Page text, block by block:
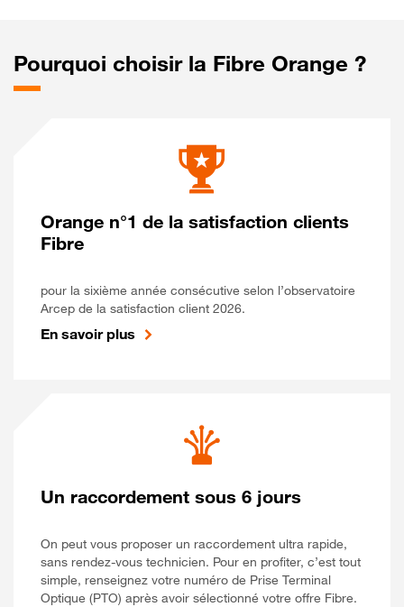
Pourquoi choisir la Fibre Orange ?
Orange n°1 de la satisfaction clients
Fibre
pour la sixième année consécutive selon l’observatoire
Arcep de la satisfaction client 2026.
En savoir plus
Un raccordement sous 6 jours
On peut vous proposer un raccordement ultra rapide,
sans rendez-vous technicien. Pour en profiter, c’est tout
simple, renseignez votre numéro de Prise Terminal
Optique (PTO) après avoir sélectionné votre offre Fibre.